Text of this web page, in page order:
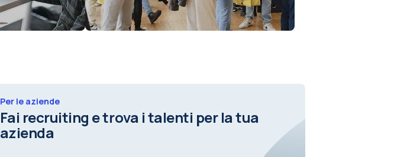
Per le aziende
Fai recruiting e trova i talenti per la tua
azienda